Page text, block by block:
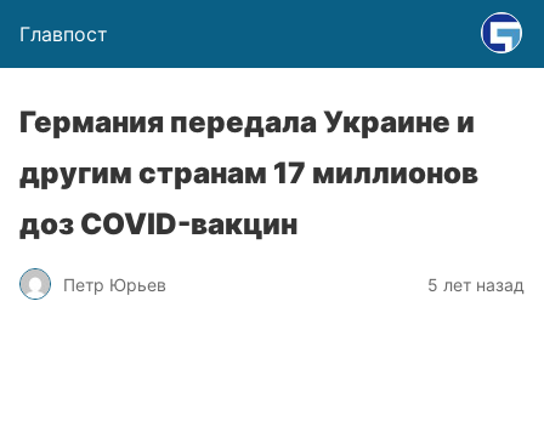
Главпост
Германия передала Украине и
другим странам 17 миллионов
доз COVID-вакцин
Петр Юрьев 5 лет назад